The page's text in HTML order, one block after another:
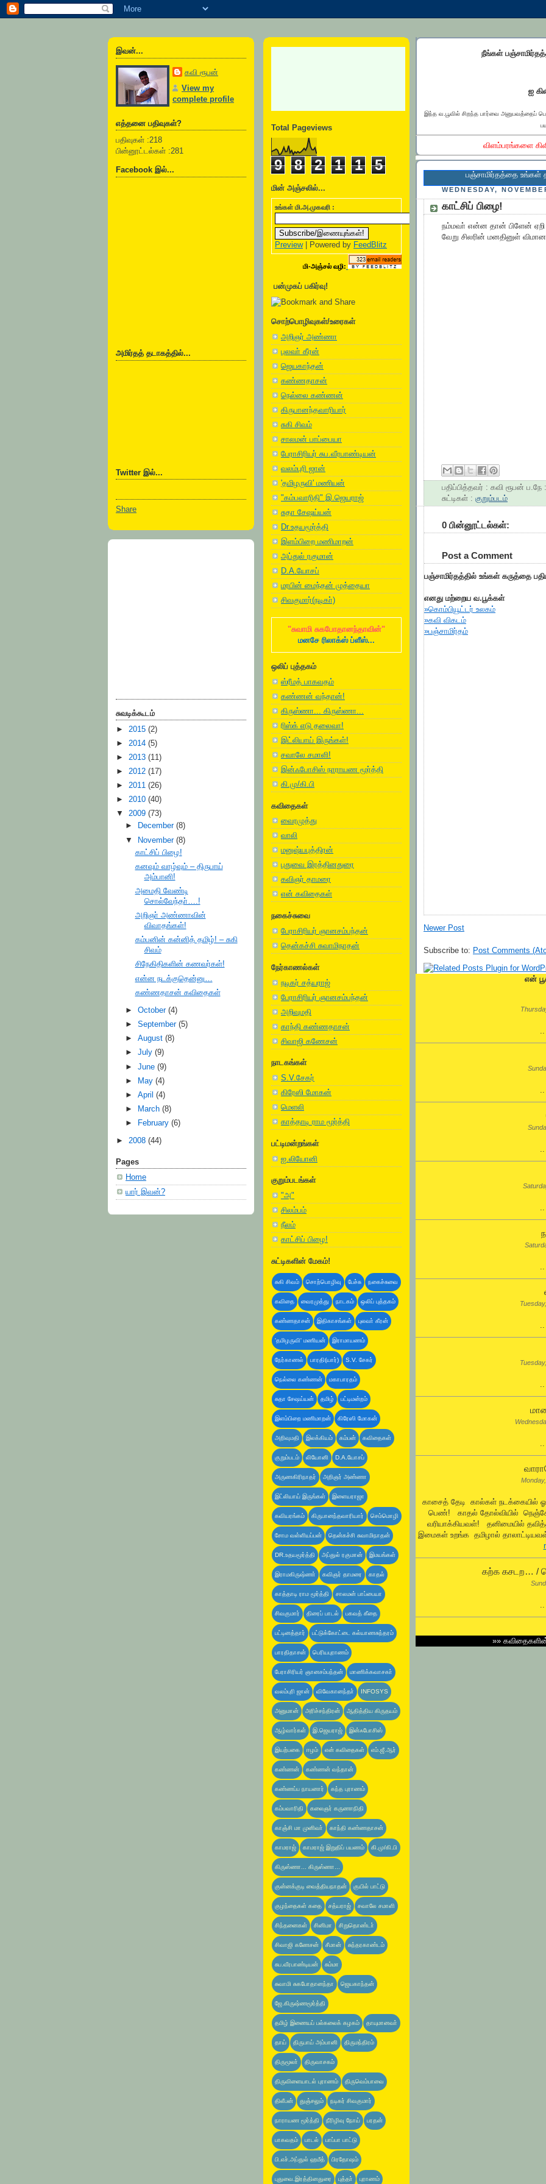
இவன்...
கவி ரூபன்
View my
complete profile
எத்தனை பதிவுகள்?
பதிவுகள் :218
பின்னூட்டல்கள் :281
Facebook இல்...
அமிர்தத் தடாகத்தில்...
Twitter இல்...
Share
சுவடிக்கூடம்
► 2015 (2)
► 2014 (5)
► 2013 (11)
► 2012 (17)
► 2011 (26)
► 2010 (40)
▼ 2009 (73)
►
December(8)
▼
November(8)
காட்சிப் பிழை!
கனவும் வாழ்வும் – திருபாய்
அம்பானி!
அமைதி வேண்டி
சொல்வேந்தா்….!
அறிஞா் அண்ணாவின்
விவாதங்கள்!
கம்பனின் கன்னித் தமிழ்! – சுகி
சிவம்
சிநேகிதிகளின் கணவர்கள்!
என்ன நடக்குதென்னு…
கண்ணதாசன் கவிதைகள்
►October(4)
►September(5)
►August(8)
►July(9)
►June(9)
►
May(4)
►April(4)
►
March(8)
►
February(6)
► 2008 (44)
Pages
Home
யார் இவன்?
Total Pageviews
9 8 2 1 1 5
மின் அஞ்சலில்...
உங்கள் மி.அ.முகவரி :
Preview| Powered by FeedBlitz
மி-அஞ்சல் வழி:
பன்முகப் பகிர்வு!
சொற்பொழிவுகள்/உரைகள்
அறிஞர் அண்ணா
புலவா் கீரன்
ஜெயகாந்தன்
கண்ணதாசன்
நெல்லை கண்ணன்
கிருபானந்தவாரியார்
சுகி சிவம்
சாலமன் பாப்பையா
பேராசிரியர் சுப.வீரபாண்டியன்
வலம்புரி ஜான்
'தமிழருவி' மணியன்
"கம்பவாரிதி" இ.ஜெயராஜ்
சுதா சேஷய்யன்
Dr.உதயமூர்த்தி
இளம்பிறை மணிமாறன்
அப்துல் ரகுமான்
D.A.யோசப்
மரபின் மைந்தன் முத்தையா
சிவகுமார்(நடிகா்)
"சுவாமி சுகபோதானந்தாவின்"
மனசே ரிலாக்ஸ் ப்ளீஸ்...
ஒலிப் புத்தகம்
ஸ்ரீமத் பாகவதம்
கண்ணன் வந்தான்!
கிருஸ்ணா... கிருஸ்ணா...
ரிஸ்க் எடு தலைவா!
இட்லியாய் இருங்கள்!
சவாலே சமாளி!
இன்ஃபோசிஸ் நாராயண மூர்த்தி
கி.மு/கி.பி
கவிதைகள்
வைரமுத்து
வாலி
மனுஷ்யபுத்திரன்
புதுவை இரத்தினதுரை
கவிஞர் தாமரை
என் கவிதைகள்
நகைச்சுவை
பேராசிரியர் ஞானசம்பந்தன்
தென்கச்சி சுவாமிநாதன்
நேர்காணல்கள்
நடிகர் சத்யராஜ்
பேராசிரியர் ஞானசம்பந்தன்
அறிவுமதி
காந்தி கண்ணதாசன்
சிவாஜி கணேசன்
நாடகங்கள்
S.V.சேகர்
கிரேஸி மோகன்
மெளலி
காத்தாடி ராம மூர்த்தி
பட்டிமன்றங்கள்
ஐ.லியோனி
குறும்படங்கள்
"அ"
சிலம்பம்
நீலம்
காட்சிப் பிழை!
சுட்டிகளின் மேகம்!
சுகி சிவம் சொற்பொழிவு பேச்சு நகைச்சுவை
கவிதை வைரமுத்து நாடகம் ஒலிப் புத்தகம்
கண்ணதாசன் இதிகாசங்கள் புலவா் கீரன்
'தமிழருவி' மணியன் இராமாயணம்
நேர்காணல் பாரதி(யார்) S.V. சேகர்
நெல்லை கண்ணன் மகாபாரதம்
சுதா சேஷய்யன் தமிழ் பட்டிமன்றம்
இளம்பிறை மணிமாறன் கிரேஸி மோகன்
அறிவுமதி இலக்கியம் கம்பன் கவிதைகள்
குறும்படம் லியோனி D.A.யோசப்
அருணகிரிநாதர் அறிஞர் அண்ணா
இட்லியாய் இருங்கள் இளையராஜா
கவியரங்கம் கிருபானந்தவாரியார் செம்மொழி
சோம வள்ளியப்பன் தென்கச்சி சுவாமிநாதன்
DR.உதயமூர்த்தி அப்துல் ரகுமான் இமயங்கள்
இராமகிருஷ்ணா் கவிஞர் தாமரை காதல்
காத்தாடி ராம மூர்த்தி சாலமன் பாப்பையா
சிவகுமார் திரைப் பாடல் பகவத் கீதை
பட்டினத்தார் பட்டுக்கோட்டை கல்யாணசுந்தரம்
பாரதிதாசன் பெரியபுராணம்
பேராசிரியர் ஞானசம்பந்தன் மாணிக்கவாசகா்
வலம்புரி ஜான் விவேகானந்தா் INFOSYS
அனுமான் அரிச்சந்திரன் ஆதித்திய கிருதயம்
ஆழ்வார்கள் இ.ஜெயராஜ் இன்ஃபோசிஸ்
இயற்பகை ஈழம் என் கவிதைகள் எம்.ஜீ.ஆர்
கண்ணன் கண்ணன் வந்தான்
கண்ணப்ப நாயனார் கந்த புராணம்
கம்பவாரிதி கலைஞர் கருணாநிதி
காஞ்சி மா முனிவா் காந்தி கண்ணதாசன்
காமராஜ் காமராஜ் இறுதிப் பயணம் கி.மு/கி.பி
கிருஸ்ணா... கிருஸ்ணா...
குன்னக்குடி வைத்தியநாதன் குயில் பாட்டு
குழந்தைகள் கதை சத்யராஜ் சவாலே சமாளி
சிந்தனைகள் சினிமா சிறுதொண்டா்
சிவாஜி கணேசன் சீமான் சுந்தரகாண்டம்
சுப.வீரபாண்டியன் சும்மா
சுவாமி சுகபோதானந்தா ஜெயகாந்தன்
ஜே.கிருஷ்ணமூர்த்தி
தமிழ் இணையப் பல்கலைக் கழகம் தாயுமானவா்
தாய் திருபாய் அம்பானி திருமந்திரம்
திருமூலா் திருவாசகம்
திருவிளையாடல் புராணம் திருவெம்பாவை
திலீபன் துஞ்சலும் நடிகர் சிவகுமார்
நாராயண மூர்த்தி நீரிழிவு நோய் பரதன்
பாகவதம் பாடல் பாப்பா பாட்டு
பி.எச்.அப்துல் ஹமீத் பிரதோஷம்
புதுவை.இரத்தினதுரை புத்தா் புராணம்
நீங்கள்
ஐ
இந்த வ.பூவில் சிறந்த பார்வை அனுபவத்தைப்
விளம்பரங்களை
பஞ்சாமிர்தத்தை உங்கள்
WEDNESDAY,
காட்சிப் பிழை!
நம்மவா் என்ன தான் பிளேன் ஏறி
வேறு சிலரின் மனதினுள்
பதிப்பித்தவர் : கவி ரூபன் ப.நே :
சுட்டிகள் : குறும்படம்
0 பின்னூட்டல்கள்:
Post a Comment
பஞ்சாமிர்தத்தில் உங்கள் கருத்தை
எனது மற்றைய வ.பூக்கள்
»கொம்பியூட்டர் உலகம்
»கவி விகடம்
»பஞ்சாமிர்தம்
Newer Post
Subscribe to: Post Comments
என்
..
..
..
..
..
..
காசைத் தேடி கால்கள் நடக்கையில்
பெண்! காதல் தோல்வியில்
வரியாக்கியவள்! தனிமையில்
இமைகள் உறங்க தமிழால்
கற்க கசடற… /
..
»»